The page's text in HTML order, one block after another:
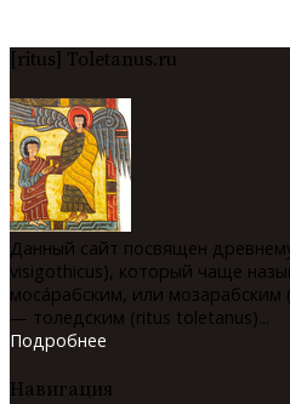
[ritus] Toletanus.ru
Данный сайт посвящен
visigothicus), который чаще
мосáрабским, или мозарабским
— толедским (ritus toletanus)...
Подробнее
Навигация